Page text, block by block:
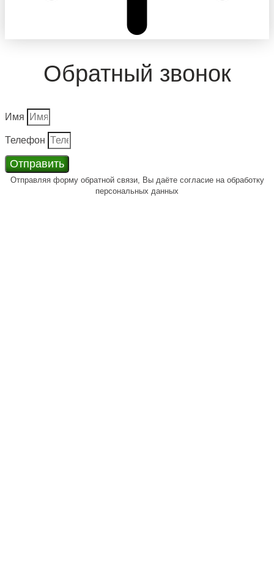
Обратный звонок
Имя
Телефон
Отправить
Отправляя форму обратной связи, Вы даёте согласие на обработку
персональных данных